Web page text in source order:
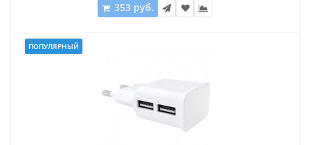
353 руб.
ПОПУЛЯРНЫЙ